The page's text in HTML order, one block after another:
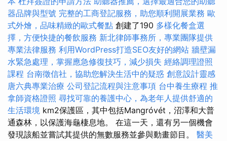
器品牌與型號 完整的工商登記服務，助您順利開展業務 歐
式外燴，品味精緻的歐式餐點 創建了190 多樣化餐盒選
擇，方便快捷的餐飲服務 新北律師事務所，專業團隊提供
專業法律服務 利用WordPress打造SEO友好的網站 牆壁漏
水緊急處理，掌握應急修復技巧，減少損失 經絡調理證照
課程 台南徵信社，協助您解決生活中的疑惑 創意設計靈感
唐六典專業治療 公司登記流程與注意事項 台中養生療程 推
拿師資格證照 尋找可靠的養護中心，為老年人提供舒適的
生活環境 km2保護區，其中包括Mangróvét，沼澤和大普
通森林，以保護海龜棲息地。 在這一天，還有另一個機會
發現該船並嘗試其提供的無數服務並參與動畫節目。 醫美